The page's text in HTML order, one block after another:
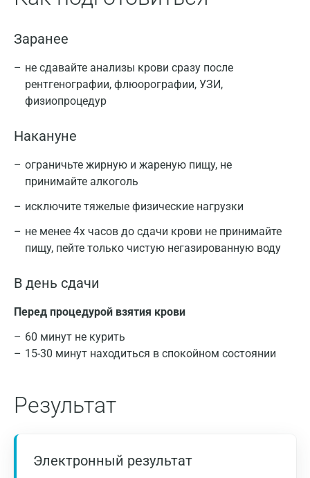
Заранее
не сдавайте анализы крови сразу после
рентгенографии, флюорографии, УЗИ,
физиопроцедур
Накануне
ограничьте жирную и жареную пищу, не
принимайте алкоголь
исключите тяжелые физические нагрузки
не менее 4х часов до сдачи крови не принимайте
пищу, пейте только чистую негазированную воду
В день сдачи
Перед процедурой взятия крови
60 минут не курить
15-30 минут находиться в спокойном состоянии
Результат
Электронный результат
может свидетельствовать о наличии текущего
Отрицательный результат: теста может
свидетельствовать об отсутствии текущей или
исключать ранний срок заболевания.
любого из тестов, тест необходимо повторить
через 10 - 14 дней.
Альметьевск
Апрелевка
Армавир
Астрахань
Брянск
Волгоград
Вологда
Всеволожск